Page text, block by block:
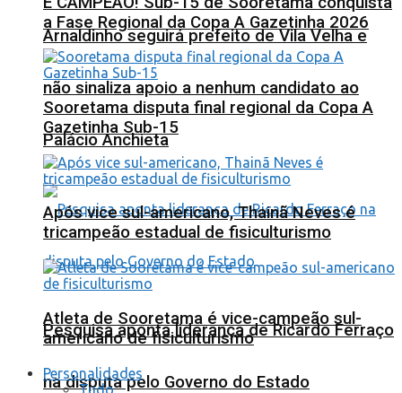
Arnaldinho seguirá prefeito de Vila Velha e
não sinaliza apoio a nenhum candidato ao
Palácio Anchieta
Pesquisa aponta liderança de Ricardo Ferraço
na disputa pelo Governo do Estado
a Fase Regional da Copa A Gazetinha 2026
Sooretama disputa final regional da Copa A
Gazetinha Sub-15
Após vice sul-americano, Thainã Neves é
tricampeão estadual de fisiculturismo
Atleta de Sooretama é vice-campeão sul-
americano de fisiculturismo
Personalidades
Tudo